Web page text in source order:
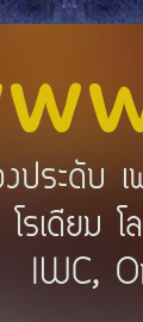
งประดับ
โรเดีย
IWC,